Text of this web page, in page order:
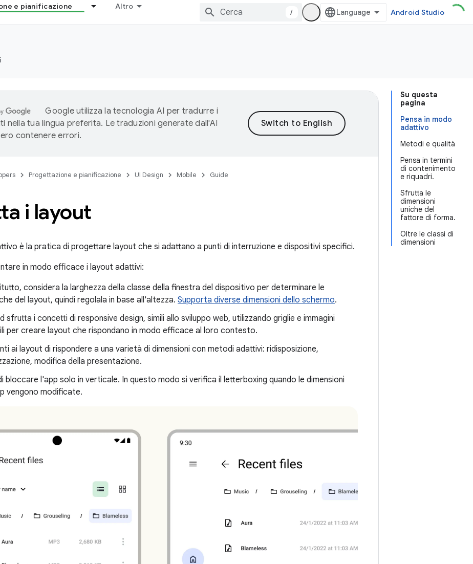
e pianificazione Altro
/ Android Studio
Su questa
pagina
Pensa in modo
adattivo
Metodi e qualità
Pensa in termini
di contenimento
e riquadri.
Sfrutta le
dimensioni
uniche del
fattore di forma.
Oltre le classi di
dimensioni
Google utilizza la tecnologia AI per tradurre i
nella tua lingua preferita. Le traduzioni generate dall'AI
contenere errori.
Progettazione e pianificazione UI Design Mobile Guide
i layout
è la pratica di progettare layout che si adattano a punti di interruzione e dispositivi specifici.
in modo efficace i layout adattivi:
considera la larghezza della classe della finestra del dispositivo per determinare le
del layout, quindi regolala in base all'altezza. Supporta diverse dimensioni dello schermo.
sfrutta i concetti di responsive design, simili allo sviluppo web, utilizzando griglie e immagini
per creare layout che rispondano in modo efficace al loro contesto.
ai layout di rispondere a una varietà di dimensioni con metodi adattivi: ridisposizione,
modifica della presentazione.
bloccare l'app solo in verticale. In questo modo si verifica il letterboxing quando le dimensioni
vengono modificate.